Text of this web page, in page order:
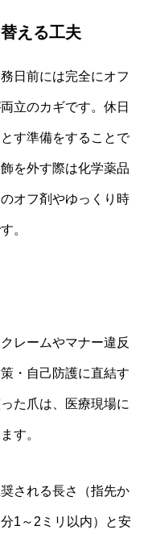
える工夫
日前には完全にオフ
立のカギです。休日
す準備をすることで
を外す際は化学薬品
オフ剤やゆっくり時
。
レームやマナー違反
・自己防護に直結す
た爪は、医療現場に
す。
される長さ（指先か
1～2ミリ以内）と安